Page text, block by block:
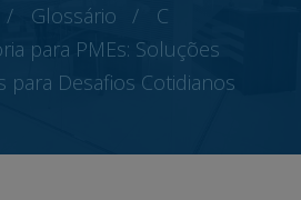
Glossário
C
para PMEs: Soluções
para Desafios Cotidianos